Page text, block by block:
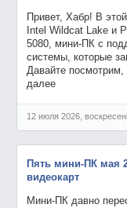
Привет, Хабр! В
Intel Wildcat Lake и
5080, мини-ПК с
системы, которые
Давайте посмотрим,
далее
12 июля 2026,
Пять мини-ПК мая
видеокарт
Мини-ПК давно